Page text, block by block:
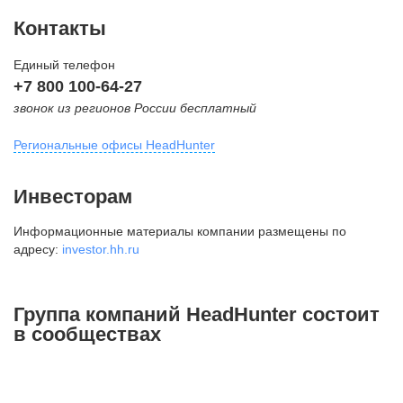
Контакты
Единый телефон
+7 800 100-64-27
звонок из регионов России бесплатный
Региональные офисы HeadHunter
внутригородская территория
Муниципальный округ Тверской,
2-я Брестская ул., д. 48,
+7 495 980-64-27
Инвесторам
Информационные материалы компании размещены по
адресу: investor.hh.ru
Группа компаний HeadHunter состоит
в сообществах